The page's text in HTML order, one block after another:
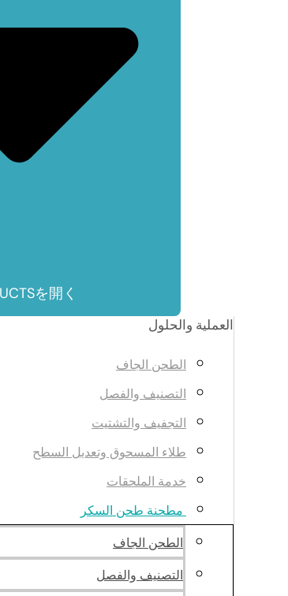
を開く
العملية والحلول
الطحن الجاف
التصنيف والفصل
التجفيف والتشتيت
طلاء المسحوق وتعديل السطح
خدمة الملحقات
مطحنة طحن السكر
الطحن الجاف
التصنيف والفصل